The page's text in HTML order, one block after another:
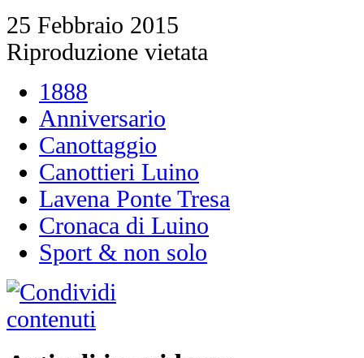
25 Febbraio 2015
Riproduzione vietata
1888
Anniversario
Canottaggio
Canottieri Luino
Lavena Ponte Tresa
Cronaca di Luino
Sport & non solo